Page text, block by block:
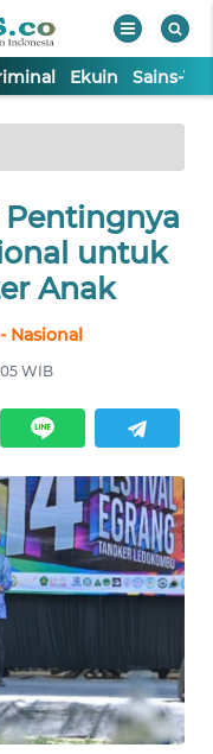
Ekuin Sains-
Pentingnya
untuk
Anak
Nasional
WIB